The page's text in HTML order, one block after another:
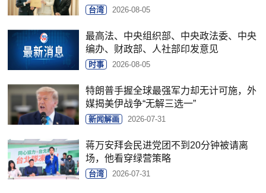
台湾 2026-08-05
最高法、中央组织部、中央政法委、中央
编办、财政部、人社部印发意见
时事 2026-08-05
特朗普手握全球最强军力却无计可施，外
媒揭美伊战争“无解三选一”
新闻解画 2026-07-31
蒋万安拜会民进党团不到20分钟被请离
场，他看穿绿营策略
台湾 2026-07-31